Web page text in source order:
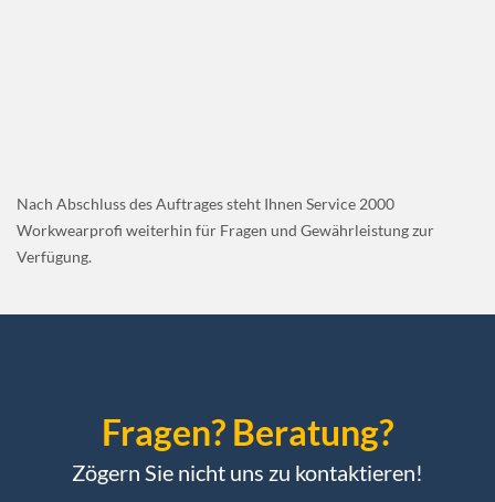
Nach Abschluss des Auftrages steht Ihnen Service 2000
Workwearprofi weiterhin für Fragen und Gewährleistung zur
Verfügung.
Fragen? Beratung?
Zögern Sie nicht uns zu kontaktieren!